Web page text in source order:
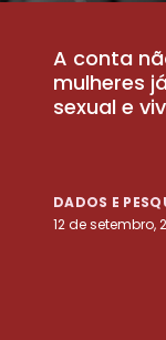
A conta
mulheres
sexual e
DADOS E
12 de setembro,